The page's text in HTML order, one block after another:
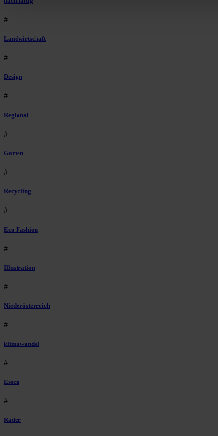
#
Landwirtschaft
#
Design
#
Regional
#
Garten
#
Recycling
#
Eco Fashion
#
Illustration
#
Niederösterreich
#
klimawandel
#
Essen
#
Räder